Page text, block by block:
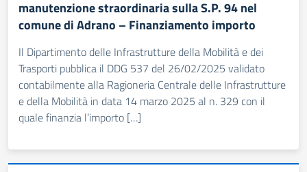
manutenzione straordinaria sulla S.P. 94 nel
comune di Adrano – Finanziamento importo
Il Dipartimento delle Infrastrutture della Mobilità e dei
Trasporti pubblica il DDG 537 del 26/02/2025 validato
contabilmente alla Ragioneria Centrale delle Infrastrutture
e della Mobilità in data 14 marzo 2025 al n. 329 con il
quale finanzia l’importo […]